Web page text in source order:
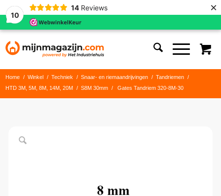
10
14 Reviews ×
Home / Winkel / Techniek / Snaar- en riemaandrijvingen / Tandriemen
/
HTD 3M, 5M, 8M, 14M, 20M
/ S8M 30mm / Gates Tandriem 320-8M-30